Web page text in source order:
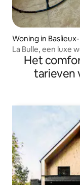
Woning in
La Bulle, een luxe
Het
tarieven